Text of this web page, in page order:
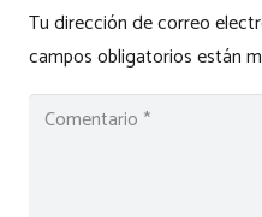
Tu dirección de correo
campos obligatorios están